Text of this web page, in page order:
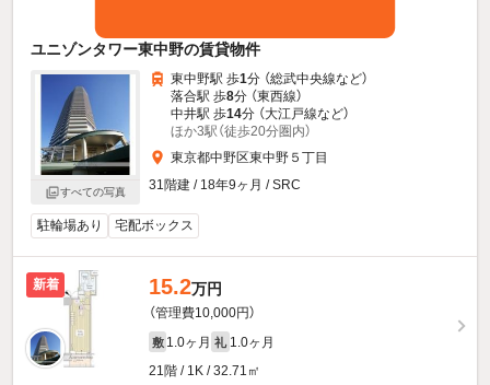
ユニゾンタワー東中野の賃貸物件
すべての写真
東中野駅 歩1分 （総武中央線など）
落合駅 歩8分 （東西線）
中井駅 歩14分 （大江戸線など）
ほか3駅（徒歩20分圏内）
東京都中野区東中野５丁目
31階建 / 18年9ヶ月 / SRC
駐輪場あり 宅配ボックス
新着 15.2万円
（管理費10,000円）
敷 1.0ヶ月 礼 1.0ヶ月
21階 / 1K / 32.71㎡